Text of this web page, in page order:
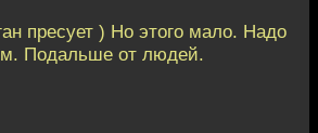
пресует ) Но этого мало. Надо
Подальше от людей.